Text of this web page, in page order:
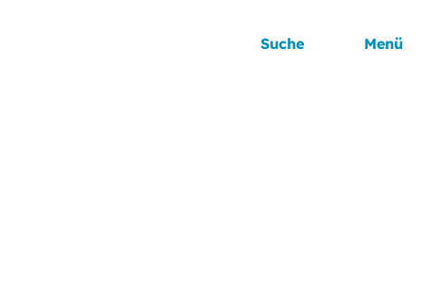
Suche Menü